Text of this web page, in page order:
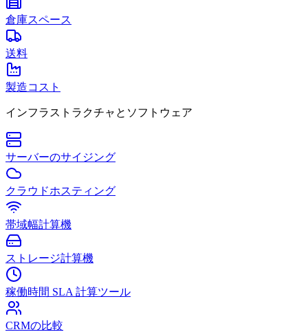
倉庫スペース
送料
製造コスト
インフラストラクチャとソフトウェア
サーバーのサイジング
クラウドホスティング
帯域幅計算機
ストレージ計算機
稼働時間 SLA 計算ツール
CRMの比較